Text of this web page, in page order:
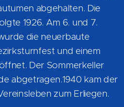
abgehalten. Die
1926. Am 6. und 7.
die neuerbaute
und einem
Der Sommerkeller
abgetragen.1940 kam der
zum Erliegen.